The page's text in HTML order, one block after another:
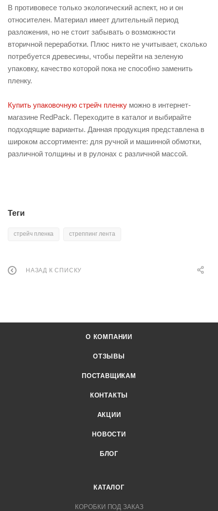
В противовесе только экологический аспект, но и он
относителен. Материал имеет длительный период
разложения, но не стоит забывать о возможности
вторичной переработки. Плюс никто не учитывает, сколько
потребуется древесины, чтобы перейти на зеленую
упаковку, качество которой пока не способно заменить
пленку.
Купить упаковочную стрейч пленку можно в интернет-
магазине RedPack. Переходите в каталог и выбирайте
подходящие варианты. Данная продукция представлена в
широком ассортименте: для ручной и машинной обмотки,
различной толщины и в рулонах с различной массой.
Теги
стрейч пленка стреппинг лента
НАЗАД К СПИСКУ
О КОМПАНИИ
ОТЗЫВЫ
ПОСТАВЩИКАМ
КОНТАКТЫ
АКЦИИ
НОВОСТИ
БЛОГ
КАТАЛОГ
КОРОБКИ ПОД ЗАКАЗ